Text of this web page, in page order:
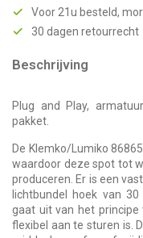
Voor 21u besteld,
30 dagen retourrecht
Beschrijving
Plug and Play,
pakket.
De Klemko/Lumiko
waardoor deze spot tot
produceren. Er is een
lichtbundel hoek van
gaat uit van het principe
flexibel aan te sturen is.